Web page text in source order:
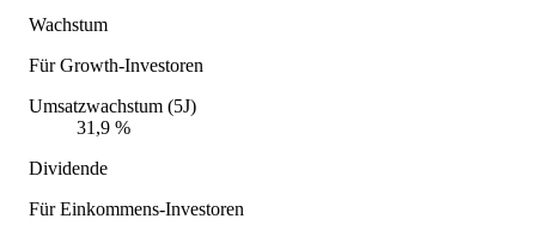
Wachstum
Für Growth-Investoren
Umsatzwachstum (5J)
31,9 %
Dividende
Für Einkommens-Investoren